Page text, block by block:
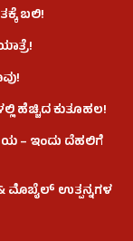
ಬಲಿ!
ಹೆಚ್ಚಿದ ಕುತೂಹಲ!
– ಇಂದು ದೆಹಲಿಗೆ
& ಮೊಬೈಲ್ ಉತ್ಪನ್ನಗಳ